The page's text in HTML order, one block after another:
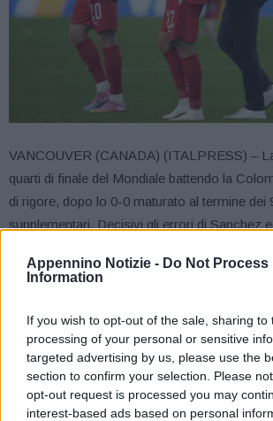
Appennino Notizie - Do Not
Information
If you wish to opt-out of the sale, sharing to
processing of your personal or sensitive
targeted advertising by us, please use the
section to confirm your selection. Please
opt-out request is processed you may
interest-based ads based on personal
VANCOUVER (CANADA) (ITALPRESS) –
quarti di finale del Mondiale battendo la
di rigore, dopo lo 0-0 maturato al termine dei
supplementari. Decisivi gli errori di Sanchez
undici metri, che rendono indolore il penalty
ai quarti c’è la sfida contro l’Argentina,
La Svizzera sceglie la prudenza in avvio di
arretrata e concedendo il possesso agli
prima occasione al 20′, quando Puerta tenta
giro sul secondo palo: Kobel vola e intercetta
gol sembra animare anche la Svizzera. Al 30′